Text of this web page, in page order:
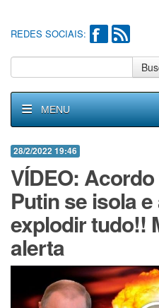
REDES SOCIAIS:
MENU
28/2/2022 19:46
VÍDEO:
Putin se isola
explodir tudo!!
alerta